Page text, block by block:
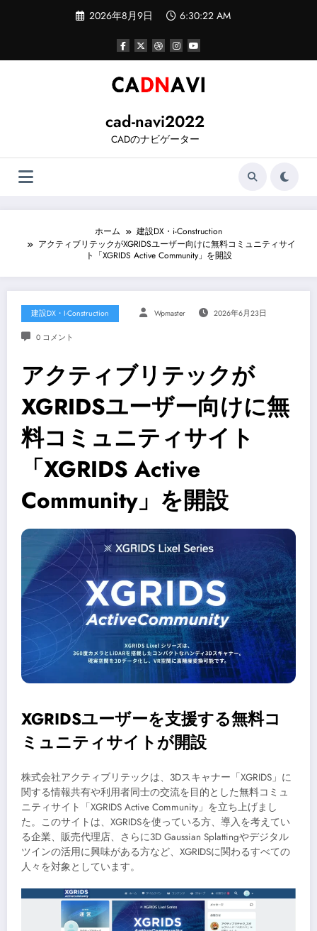
ツ
2026年8月9日 6:30:23 AM
cad-navi2022
CADのナビゲーター
ホーム
建設DX・i-Construction
アクティブリテックがXGRIDSユーザー向けに無料コミュニティサイ
ト「XGRIDS Active Community」を開設
建設DX・i-Construction Wpmaster 2026年6月23日
0 コメント
アクティブリテックが
XGRIDSユーザー向けに無
料コミュニティサイト
「XGRIDS Active
Community」を開設
XGRIDSユーザーを支援する無料コ
ミュニティサイトが開設
株式会社アクティブリテックは、3Dスキャナー「XGRIDS」に
関する情報共有や利用者同士の交流を目的とした無料コミュ
ニティサイト「XGRIDS Active Community」を立ち上げまし
た。このサイトは、XGRIDSを使っている方、導入を考えてい
る企業、販売代理店、さらに3D Gaussian Splattingやデジタル
ツインの活用に興味がある方など、XGRIDSに関わるすべての
人々を対象としています。